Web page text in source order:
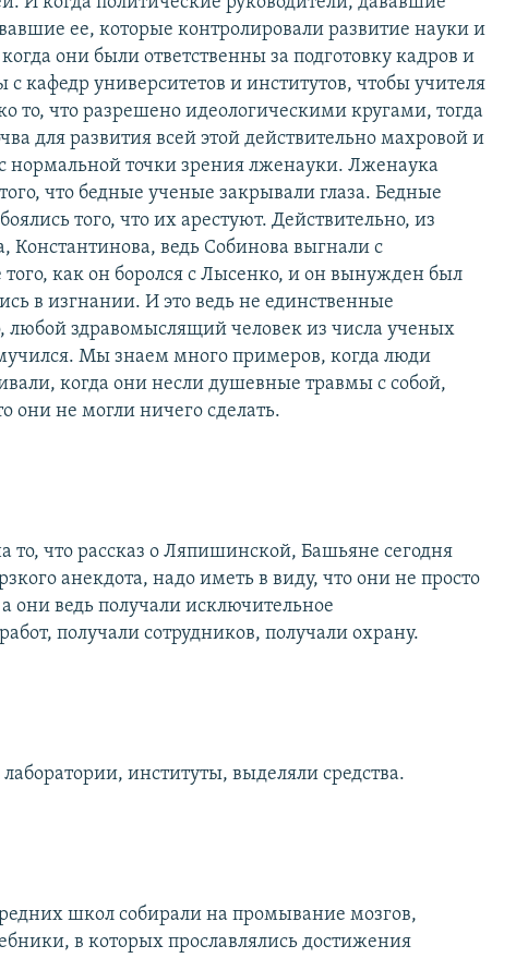
ее, которые контролировали развитие науки и
они были ответственны за подготовку кадров и
с кафедр университетов и институтов, чтобы учителя
то, что разрешено идеологическими кругами, тогда
для развития всей этой действительно махровой и
нормальной точки зрения лженауки. Лженаука
что бедные ученые закрывали глаза. Бедные
того, что их арестуют. Действительно, из
Константинова, ведь Собинова выгнали с
как он боролся с Лысенко, и он вынужден был
в изгнании. И это ведь не единственные
здравомыслящий человек из числа ученых
Мы знаем много примеров, когда люди
когда они несли душевные травмы с собой,
они не могли ничего сделать.
то, что рассказ о Ляпишинской, Башьяне сегодня
анекдота, надо иметь в виду, что они не просто
они ведь получали исключительное
получали сотрудников, получали охрану.
институты, выделяли средства.
школ собирали на промывание мозгов,
в которых прославлялись достижения